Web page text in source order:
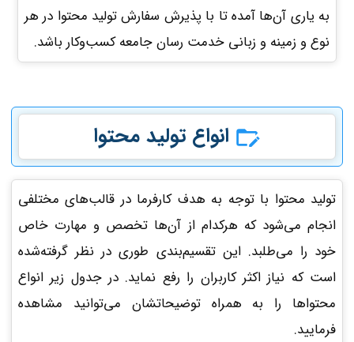
به یاری آن‌ها آمده تا با پذیرش سفارش تولید محتوا در هر
نوع و زمینه و زبانی خدمت رسان جامعه کسب‌وکار باشد.
انواع تولید محتوا
تولید محتوا با توجه به هدف کارفرما در قالب‌های مختلفی
انجام می‌شود که هرکدام از آن‌ها تخصص و مهارت خاص
خود را می‌طلبد. این تقسیم‌بندی طوری در نظر گرفته‌شده
است که نیاز اکثر کاربران را رفع نماید. در جدول زیر انواع
محتواها را به همراه توضیحاتشان می‌توانید مشاهده
فرمایید.